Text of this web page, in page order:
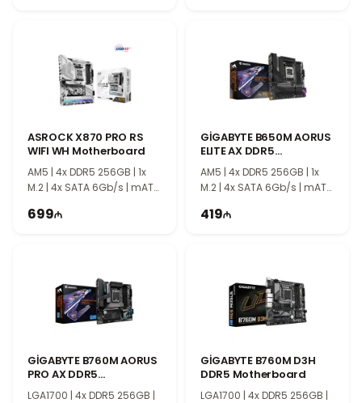
WiFi и надежная работа
Встроенная поддержка WiFi обеспечивает быстрое и
стабильное беспроводное подключение. Совместимость с
современными процессорами Intel, широкие возможности
Z790-Plus WiFi отличным выбором для геймеров,
и долговечный компьютер.
ASROCK X870 PRO RS
WIFI WH Motherboard
AM5 | 4x DDR5 256GB | 1x
M.2 | 4x SATA 6Gb/s | mATX
699
GİGABYTE B650M AORUS
ELITE AX DDR5
Motherboard
AM5 | 4x DDR5 256GB | 1x
M.2 | 4x SATA 6Gb/s | mATX
419
GİGABYTE B760M AORUS
PRO AX DDR5
Motherboard
LGA1700 | 4x DDR5 256GB |
GİGABYTE B760M D3H
DDR5 Motherboard
LGA1700 | 4x DDR5 256GB |